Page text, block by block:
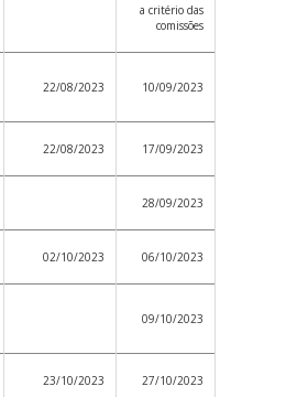
a critério das
comissões
22/08/2023 10/09/2023
22/08/2023 17/09/2023
28/09/2023
02/10/2023 06/10/2023
09/10/2023
23/10/2023 27/10/2023